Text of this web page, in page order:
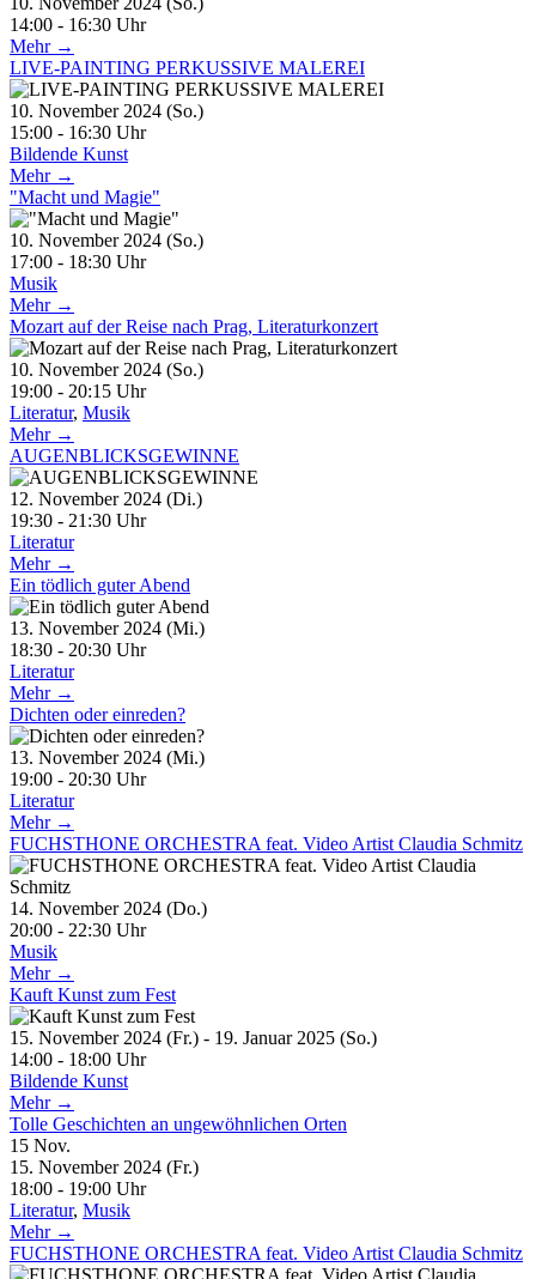
14:00 - 16:30 Uhr
Mehr →
LIVE-PAINTING PERKUSSIVE MALEREI
10. November 2024 (So.)
15:00 - 16:30 Uhr
Bildende Kunst
Mehr →
"Macht und Magie"
10. November 2024 (So.)
17:00 - 18:30 Uhr
Musik
Mehr →
Mozart auf der Reise nach Prag, Literaturkonzert
10. November 2024 (So.)
19:00 - 20:15 Uhr
Literatur, Musik
Mehr →
AUGENBLICKSGEWINNE
12. November 2024 (Di.)
19:30 - 21:30 Uhr
Literatur
Mehr →
Ein tödlich guter Abend
13. November 2024 (Mi.)
18:30 - 20:30 Uhr
Literatur
Mehr →
Dichten oder einreden?
13. November 2024 (Mi.)
19:00 - 20:30 Uhr
Literatur
Mehr →
FUCHSTHONE ORCHESTRA feat. Video Artist Claudia Schmitz
14. November 2024 (Do.)
20:00 - 22:30 Uhr
Musik
Mehr →
Kauft Kunst zum Fest
15. November 2024 (Fr.) - 19. Januar 2025 (So.)
14:00 - 18:00 Uhr
Bildende Kunst
Mehr →
Tolle Geschichten an ungewöhnlichen Orten
15 Nov.
15. November 2024 (Fr.)
18:00 - 19:00 Uhr
Literatur, Musik
Mehr →
FUCHSTHONE ORCHESTRA feat. Video Artist Claudia Schmitz